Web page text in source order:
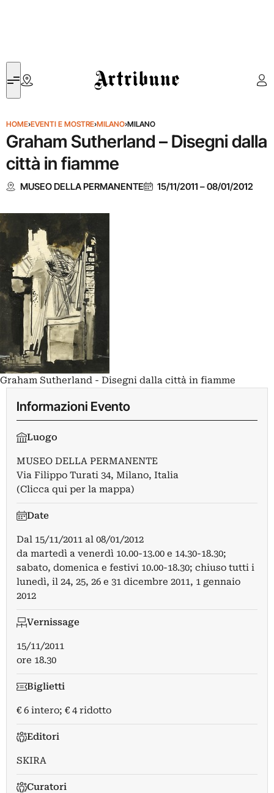
Artribune
HOME›EVENTI E MOSTRE›MILANO›MILANO
Graham Sutherland – Disegni dalla
città in fiamme
MUSEO DELLA PERMANENTE 15/11/2011 –08/01/2012
Graham Sutherland - Disegni dalla città in fiamme
Informazioni Evento
Luogo
MUSEO DELLA PERMANENTE
Via Filippo Turati 34, Milano, Italia
(Clicca qui per la mappa)
Date
Dal 15/11/2011 al 08/01/2012
da martedì a venerdì 10.00-13.00 e 14.30-18.30;
sabato, domenica e festivi 10.00-18.30; chiuso tutti i
lunedì, il 24, 25, 26 e 31 dicembre 2011, 1 gennaio
2012
Vernissage
15/11/2011
ore 18.30
Biglietti
€ 6 intero; € 4 ridotto
Editori
SKIRA
Curatori